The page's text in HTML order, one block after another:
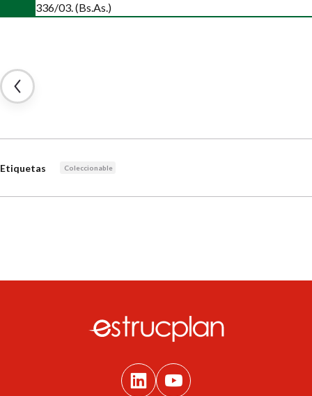
336/03. (Bs.As.)
Etiquetas Coleccionable